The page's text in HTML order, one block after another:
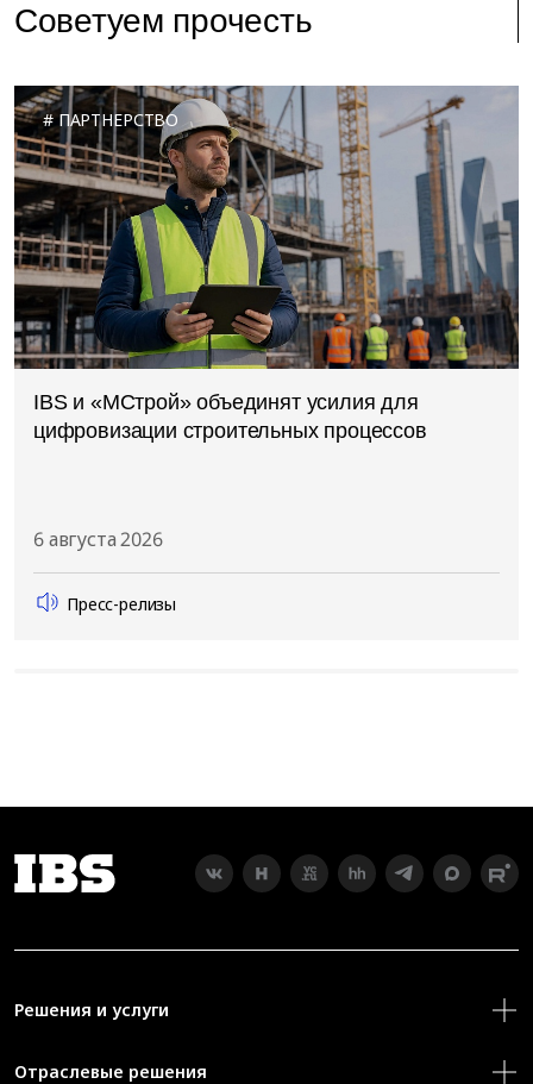
Советуем прочесть
ПАРТНЕРСТВО
IBS и «МСтрой» объединят усилия для
цифровизации строительных процессов
6 августа 2026
Пресс-релизы
Решения и услуги
Отраслевые решения